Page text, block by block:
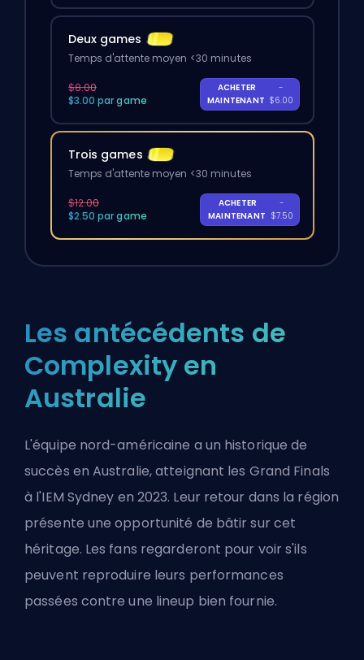
Deux games
Temps d'attente moyen <30 minutes
$8.00
$3.00 par game
ACHETER
MAINTENANT
-
$6.00
Trois games
Temps d'attente moyen <30 minutes
$12.00
$2.50 par game
ACHETER
MAINTENANT
-
$7.50
Les antécédents de
Complexity en
Australie
L'équipe nord-américaine a un historique de
succès en Australie, atteignant les Grand Finals
à l'IEM Sydney en 2023. Leur retour dans la région
présente une opportunité de bâtir sur cet
héritage. Les fans regarderont pour voir s'ils
peuvent reproduire leurs performances
passées contre une lineup bien fournie.